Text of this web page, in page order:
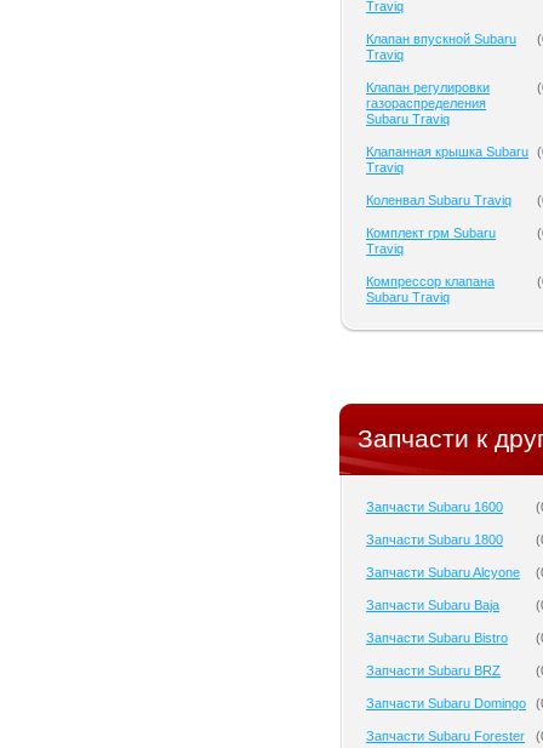
Traviq
Клапан впускной Subaru
Traviq
(
Клапан регулировки
газораспределения
Subaru Traviq
(
Клапанная крышка Subaru
Traviq
(
Коленвал Subaru Traviq (
Комплект грм Subaru
Traviq
(
Компрессор клапана
Subaru Traviq
(
Запчасти к
Запчасти Subaru 1600 (
Запчасти Subaru 1800 (
Запчасти Subaru Alcyone (
Запчасти Subaru Baja (
Запчасти Subaru Bistro (
Запчасти Subaru BRZ (
Запчасти Subaru Domingo (
Запчасти Subaru Forester (